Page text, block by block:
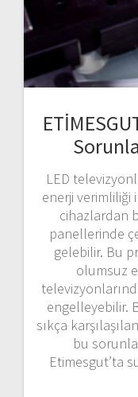
LED
enerji verimliliği
cihazlardan
panellerinde
gelebilir. Bu
olumsuz
engelleyebilir.
sıkça
bu
Etimesgut’ta